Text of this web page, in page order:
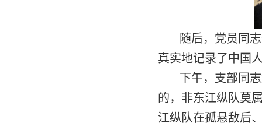
随后，党员同
真实地记录了中国
下午，支部同
的，非东江纵队莫
江纵队在孤悬敌后